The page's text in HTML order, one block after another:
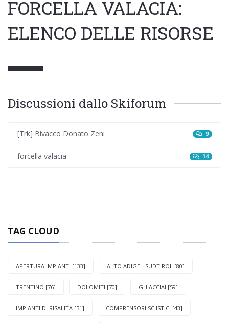
FORCELLA VALACIA:
ELENCO DELLE RISORSE
Discussioni dallo Skiforum
[Trk] Bivacco Donato Zeni 9
forcella valacia 14
TAG CLOUD
APERTURA IMPIANTI [133] ALTO ADIGE - SUDTIROL [80]
TRENTINO [76] DOLOMITI [70] GHIACCIAI [59]
IMPIANTI DI RISALITA [51] COMPRENSORI SCIISTICI [43]